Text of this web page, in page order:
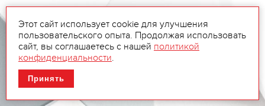
Этот сайт использует cookie для улучшения
пользовательского опыта. Продолжая использовать
сайт, вы соглашаетесь с нашей политикой
конфиденциальности.
Принять